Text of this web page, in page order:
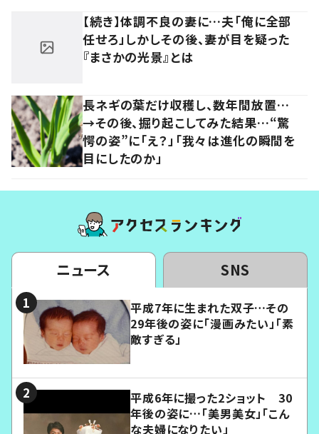
【続き】体調不良の妻に…夫「俺に全部
任せろ」しかしその後、妻が目を疑った
『まさかの光景』とは
長ネギの葉だけ収穫し、数年間放置…
→その後、掘り起こしてみた結果…“驚
愕の姿”に「え？」「我々は進化の瞬間を
目にしたのか」
ニュース SNS
平成7年に生まれた双子…その
29年後の姿に「漫画みたい」「素
敵すぎる」
平成6年に撮った2ショット 30
年後の姿に…「美男美女」「こん
な夫婦になりたい」